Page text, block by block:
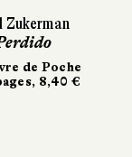
Zukerman
de Poche
8,40 €